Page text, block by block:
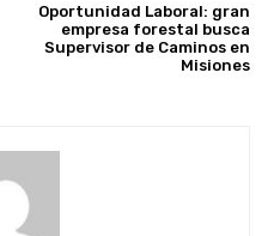
Oportunidad Laboral: gran
empresa forestal busca
Supervisor de Caminos en
Misiones